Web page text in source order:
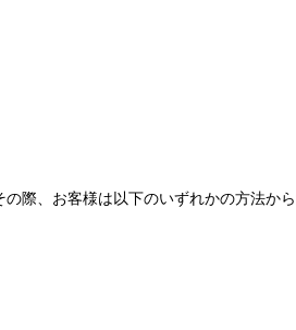
際、お客様は以下のいずれかの方法か